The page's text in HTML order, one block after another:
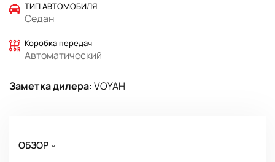
ТИП АВТОМОБИЛЯ
Седан
Коробка передач
Автоматический
Заметка дилера:VOYAH
ОБЗОР